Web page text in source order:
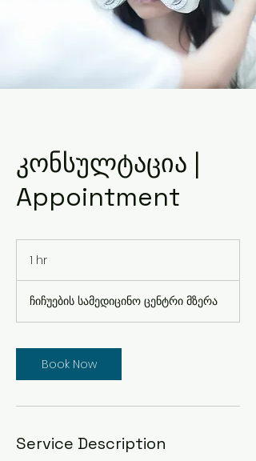
კონსულტაცია |
Appointment
1 hr
ჩიჩუების სამედიცინო ცენტრი მზერა
Book Now
Service Description